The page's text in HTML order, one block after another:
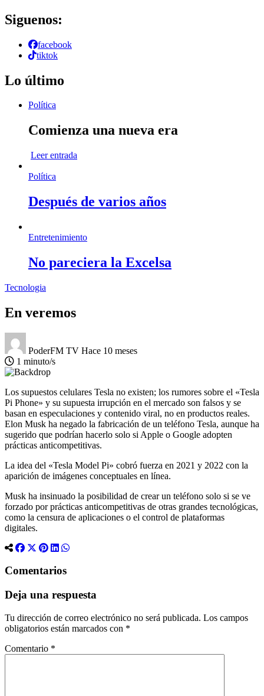
Siguenos:
facebook
tiktok
Lo último
Política
Comienza una nueva era
Leer entrada
Política
Después de varios años
Entretenimiento
No pareciera la Excelsa
Tecnologia
En veremos
PoderFM TV Hace 10 meses
1 minuto/s
Los supuestos celulares Tesla no existen; los rumores sobre el «Tesla
Pi Phone» y su supuesta irrupción en el mercado son falsos y se
basan en especulaciones y contenido viral, no en productos reales.
Elon Musk ha negado la fabricación de un teléfono Tesla, aunque ha
sugerido que podrían hacerlo solo si Apple o Google adopten
prácticas anticompetitivas.
La idea del «Tesla Model Pi» cobró fuerza en 2021 y 2022 con la
aparición de imágenes conceptuales en línea.
Musk ha insinuado la posibilidad de crear un teléfono solo si se ve
forzado por prácticas anticompetitivas de otras grandes tecnológicas,
como la censura de aplicaciones o el control de plataformas
digitales.
Comentarios
Deja una respuesta
Tu dirección de correo electrónico no será publicada. Los campos
obligatorios están marcados con *
Comentario *